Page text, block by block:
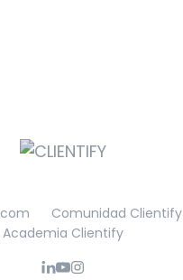
Comunidad Clientify
Academia Clientify